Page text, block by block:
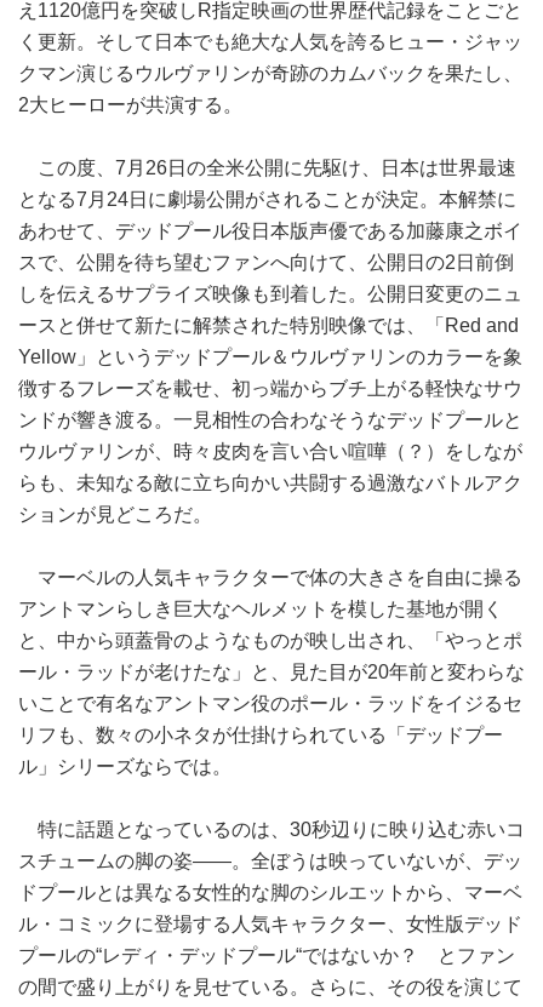
え1120億円を突破しR指定映画の世界歴代記録をことごと
く更新。そして日本でも絶大な人気を誇るヒュー・ジャッ
クマン演じるウルヴァリンが奇跡のカムバックを果たし、
2大ヒーローが共演する。
この度、7月26日の全米公開に先駆け、日本は世界最速
となる7月24日に劇場公開がされることが決定。本解禁に
あわせて、デッドプール役日本版声優である加藤康之ボイ
スで、公開を待ち望むファンへ向けて、公開日の2日前倒
しを伝えるサプライズ映像も到着した。公開日変更のニュ
ースと併せて新たに解禁された特別映像では、「Red and
Yellow」というデッドプール＆ウルヴァリンのカラーを象
徴するフレーズを載せ、初っ端からブチ上がる軽快なサウ
ンドが響き渡る。一見相性の合わなそうなデッドプールと
ウルヴァリンが、時々皮肉を言い合い喧嘩（？）をしなが
らも、未知なる敵に立ち向かい共闘する過激なバトルアク
ションが見どころだ。
マーベルの人気キャラクターで体の大きさを自由に操る
アントマンらしき巨大なヘルメットを模した基地が開く
と、中から頭蓋骨のようなものが映し出され、「やっとポ
ール・ラッドが老けたな」と、見た目が20年前と変わらな
いことで有名なアントマン役のポール・ラッドをイジるセ
リフも、数々の小ネタが仕掛けられている「デッドプー
ル」シリーズならでは。
特に話題となっているのは、30秒辺りに映り込む赤いコ
スチュームの脚の姿――。全ぼうは映っていないが、デッ
ドプールとは異なる女性的な脚のシルエットから、マーベ
ル・コミックに登場する人気キャラクター、女性版デッド
プールの“レディ・デッドプール“ではないか？ とファン
の間で盛り上がりを見せている。さらに、その役を演じて